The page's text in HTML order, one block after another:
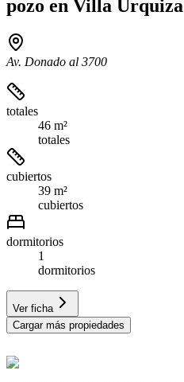
pozo en Villa Urquiza
Av. Donado al 3700
totales
46 m²
totales
cubiertos
39 m²
cubiertos
dormitorios
1
dormitorios
Ver ficha
Cargar más propiedades